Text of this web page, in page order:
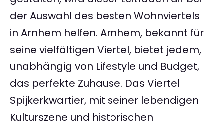
der Auswahl des besten Wohnviertels
in Arnhem helfen. Arnhem, bekannt für
seine vielfältigen Viertel, bietet jedem,
unabhängig von Lifestyle und Budget,
das perfekte Zuhause. Das Viertel
Spijkerkwartier, mit seiner lebendigen
Kulturszene und historischen